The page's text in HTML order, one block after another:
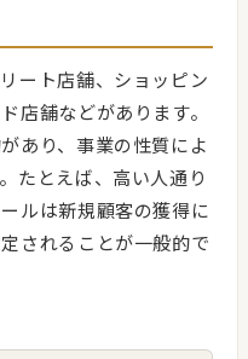
ート店舗、ショッピン
店舗などがあります。
あり、事業の性質によ
たとえば、高い人通り
ルは新規顧客の獲得に
されることが一般的で